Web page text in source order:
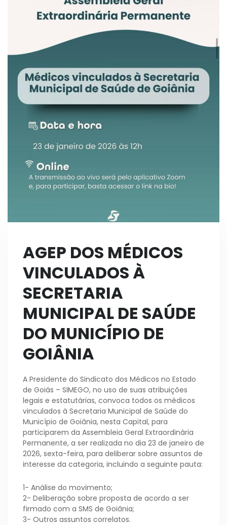
AGEP DOS MÉDICOS
VINCULADOS À
SECRETARIA
MUNICIPAL DE SAÚDE
DO MUNICÍPIO DE
GOIÂNIA
A Presidente do Sindicato dos Médicos no Estado
de Goiás – SIMEGO, no uso de suas atribuições
legais e estatutárias, convoca todos os médicos
vinculados à Secretaria Municipal de Saúde do
Município de Goiânia, nesta Capital, para
participarem da Assembleia Geral Extraordinária
Permanente, a ser realizada no dia 23 de janeiro de
2026, sexta-feira, para deliberar sobre assuntos de
interesse da categoria, incluindo a seguinte pauta:
1- Análise do movimento;
2- Deliberação sobre proposta de acordo a ser
firmado com a SMS de Goiânia;
3- Outros assuntos correlatos.